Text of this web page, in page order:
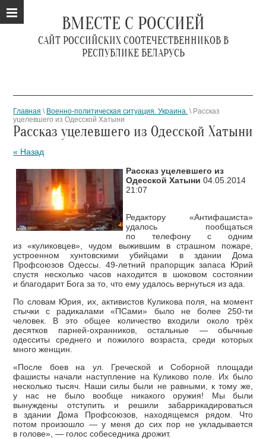
ВМЕСТЕ С РОССИЕЙ
САЙТ РОССИЙСКИХ СООТЕЧЕСТВЕННИКОВ В
РЕСПУБЛИКЕ БЕЛАРУСЬ
Главная \ Военно-политическая ситуация. Украина. \ Рассказ
уцелевшего из Одесской Хатыни
Рассказ уцелевшего из Одесской Хатыни
« Назад
Рассказ уцелевшего из
Одесской Хатыни 04.05.2014
21:07
Редактору «Антифашиста»
удалось пообщаться
по телефону с одним
из «куликовцев», чудом выжившим в страшном пожаре,
устроенном хунтовскими убийцами в здании Дома
Профсоюзов Одессы. 49-летний прапорщик запаса Юрий
спустя несколько часов находится в шоковом состоянии
и благодарит Бога за то, что ему удалось вернуться из ада.
По словам Юрия, их, активистов Куликова поля, на момент
стычки с радикалами «ПСами» было не более 250-ти
человек. В это общее количество входили около трёх
десятков парней-охранников, остальные — обычные
одесситы среднего и пожилого возраста, среди которых
много женщин.
«После боев на ул. Греческой и Соборной площади
фашисты начали наступление на Куликово поле. Их было
несколько тысяч. Наши силы были не равными, к тому же,
у нас не было вообще никакого оружия! Мы были
вынуждены отступить и решили забаррикадироваться
в здании Дома Профсоюзов, находящемся рядом. Что
потом произошло — у меня до сих пор не укладывается
в голове», — голос собеседника дрожит.